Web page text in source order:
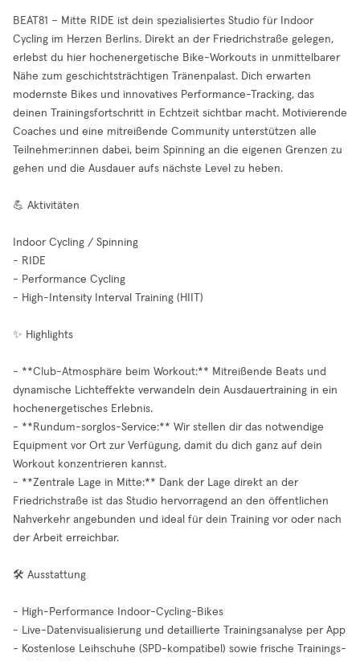
BEAT81 – Mitte RIDE ist dein spezialisiertes Studio für Indoor
Cycling im Herzen Berlins. Direkt an der Friedrichstraße gelegen,
erlebst du hier hochenergetische Bike-Workouts in unmittelbarer
Nähe zum geschichtsträchtigen Tränenpalast. Dich erwarten
modernste Bikes und innovatives Performance-Tracking, das
deinen Trainingsfortschritt in Echtzeit sichtbar macht. Motivierende
Coaches und eine mitreißende Community unterstützen alle
Teilnehmer:innen dabei, beim Spinning an die eigenen Grenzen zu
gehen und die Ausdauer aufs nächste Level zu heben.
💪 Aktivitäten
Indoor Cycling / Spinning
- RIDE
- Performance Cycling
- High-Intensity Interval Training (HIIT)
✨ Highlights
- **Club-Atmosphäre beim Workout:** Mitreißende Beats und
dynamische Lichteffekte verwandeln dein Ausdauertraining in ein
hochenergetisches Erlebnis.
- **Rundum-sorglos-Service:** Wir stellen dir das notwendige
Equipment vor Ort zur Verfügung, damit du dich ganz auf dein
Workout konzentrieren kannst.
- **Zentrale Lage in Mitte:** Dank der Lage direkt an der
Friedrichstraße ist das Studio hervorragend an den öffentlichen
Nahverkehr angebunden und ideal für dein Training vor oder nach
der Arbeit erreichbar.
🛠️ Ausstattung
- High-Performance Indoor-Cycling-Bikes
- Live-Datenvisualisierung und detaillierte Trainingsanalyse per App
- Kostenlose Leihschuhe (SPD-kompatibel) sowie frische Trainings-